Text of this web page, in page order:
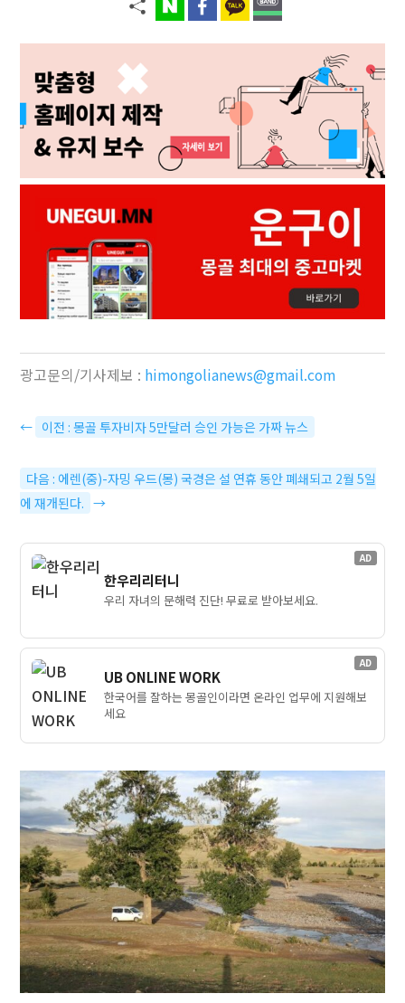
광고문의/기사제보 : himongolianews@gmail.com
← 이전 : 몽골 투자비자 5만달러 승인 가능은 가짜 뉴스
다음 : 에렌(중)-자밍 우드(몽) 국경은 설 연휴 동안 폐쇄되고 2월 5일
에 재개된다. →
AD
한우리리터니
우리 자녀의 문해력 진단! 무료로 받아보세요.
AD
UB ONLINE WORK
한국어를 잘하는 몽골인이라면 온라인 업무에 지원해보
세요